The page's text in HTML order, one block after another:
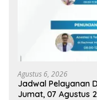
Agustus 6, 2026
Jadwal Pelayanan
Jumat, 07 Agustus